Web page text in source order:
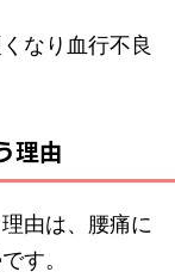
なり血行不良
理由
由は、腰痛に
す。